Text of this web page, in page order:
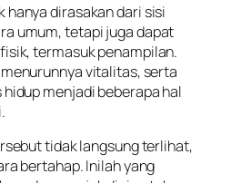
dirasakan dari sisi
umum, tetapi juga dapat
termasuk penampilan.
vitalitas, serta
menjadi beberapa hal
tidak langsung terlihat,
bertahap. Inilah yang